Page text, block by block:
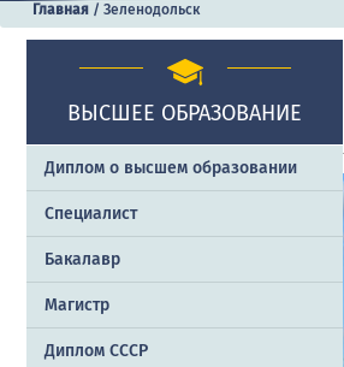
Главная / Зеленодольск
ВЫСШЕЕ ОБРАЗОВАНИЕ
Диплом о высшем образовании
Специалист
Бакалавр
Магистр
Диплом СССР